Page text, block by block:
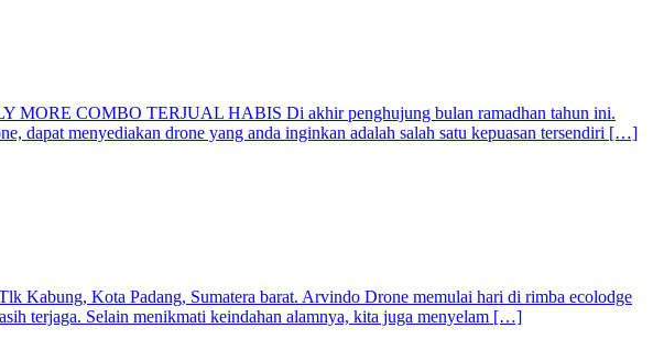
MORE COMBO TERJUAL HABIS Di akhir penghujung bulan ramadhan tahun ini.
dapat menyediakan drone yang anda inginkan adalah salah satu kepuasan tersendiri […]
Kabung, Kota Padang, Sumatera barat. Arvindo Drone memulai hari di rimba ecolodge
terjaga. Selain menikmati keindahan alamnya, kita juga menyelam […]